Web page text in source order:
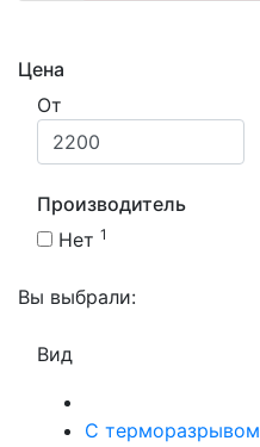
Цена
От
Производитель
Нет 1
Вы выбрали:
Вид
С терморазрывом